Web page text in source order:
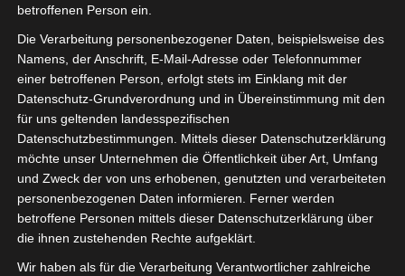
Heute war wieder ein Termin beim BMAS. Der „Zukunftsdialog“
unter dem Vorsitz des Staatssekretärs Dr Rolf Schmachtenberg
befasste sich heute mit den Thesen:
1. Stärkung der Primärverteilung – Einführung von freiwilligen
betroffenen Person ein.
Die Verarbeitung personenbezogener Daten, beispielsweise des
Namens, der Anschrift, E-Mail-Adresse oder Telefonnummer
einer betroffenen Person, erfolgt stets im Einklang mit der
Datenschutz-Grundverordnung und in Übereinstimmung mit den
für uns geltenden landesspezifischen
Datenschutzbestimmungen. Mittels dieser Datenschutzerklärung
möchte unser Unternehmen die Öffentlichkeit über Art, Umfang
und Zweck der von uns erhobenen, genutzten und verarbeiteten
personenbezogenen Daten informieren. Ferner werden
betroffene Personen mittels dieser Datenschutzerklärung über
die ihnen zustehenden Rechte aufgeklärt.
Wir haben als für die Verarbeitung Verantwortlicher zahlreiche